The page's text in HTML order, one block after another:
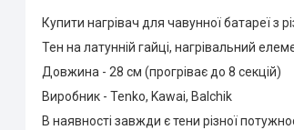
Купити нагрівач для чавунної батареї з
Тен на латунній гайці, нагрівальний
Довжина - 28 см (прогріває до 8 секцій)
Виробник - Tenko, Kawai, Balchik
В наявності завжди є тени різної